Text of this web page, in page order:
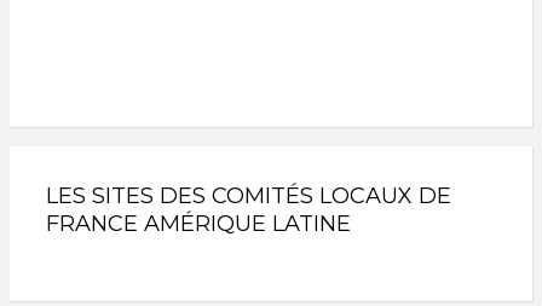
LES SITES DES COMITÉS LOCAUX DE
FRANCE AMÉRIQUE LATINE